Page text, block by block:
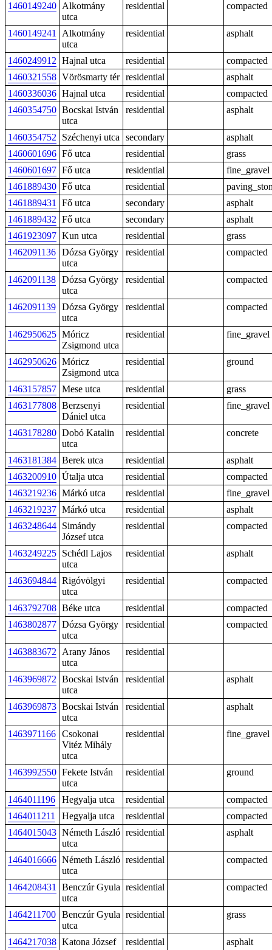
1460149240 Alkotmány
utca
residential compacted
1460149241
Alkotmány
utca
residential asphalt
1460249912 Hajnal utca residential
compacted
1460321558 Vörösmarty tér residential
asphalt
1460336036 Hajnal utca residential
compacted
1460354750 Bocskai István
utca
residential asphalt
1460354752 Széchenyi utca secondary
asphalt
1460601696 Fő utca residential
grass
1460601697 Fő utca residential
fine_gravel
1461889430 Fő utca residential
1461889431
Fő utca secondary
asphalt
1461889432 Fő utca secondary
asphalt
1461923097 Kun utca residential
grass
1462091136 Dózsa György
utca
residential compacted
1462091138 Dózsa György
utca
residential compacted
1462091139 Dózsa György
utca
residential compacted
1462950625 Móricz
Zsigmond utca
residential fine_gravel
1462950626 Móricz
Zsigmond utca
residential ground
1463157857 Mese utca residential
grass
1463177808 Berzsenyi
Dániel utca
residential fine_gravel
1463178280 Dobó Katalin
utca
residential concrete
1463181384 Berek utca residential
asphalt
1463200910 Útalja utca residential
compacted
1463219236 Márkó utca residential
fine_gravel
1463219237 Márkó utca residential
asphalt
1463248644 Simándy
József utca
residential compacted
1463249225 Schédl Lajos
utca
residential asphalt
1463694844 Rigóvölgyi
utca
residential compacted
1463792708 Béke utca residential
compacted
1463802877 Dózsa György
utca
residential compacted
1463883672
Arany János
utca
residential
1463969872 Bocskai István
utca
residential asphalt
1463969873 Bocskai István
utca
residential asphalt
1463971166 Csokonai
Vitéz Mihály
utca
residential fine_gravel
1463992550 Fekete István
utca
residential ground
1464011196 Hegyalja utca residential
compacted
1464011211
Hegyalja utca residential
compacted
1464015043 Németh László
utca
residential asphalt
1464016666 Németh László
utca
residential compacted
1464208431
Benczúr Gyula
utca
residential compacted
1464211700 Benczúr Gyula
utca
residential grass
1464217038 Katona József
residential asphalt